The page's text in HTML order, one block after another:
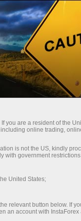
a
de
you are a resident of the
online trading,
is not the US, kindly
with government
United States;
relevant button below. If
an account with InstaForex